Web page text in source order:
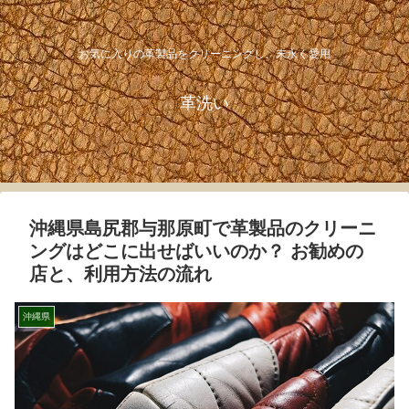
お気に入りの革製品をクリーニングし、末永く愛用
革洗い
沖縄県島尻郡与那原町で革製品のクリーニ
ングはどこに出せばいいのか？ お勧めの
店と、利用方法の流れ
沖縄県